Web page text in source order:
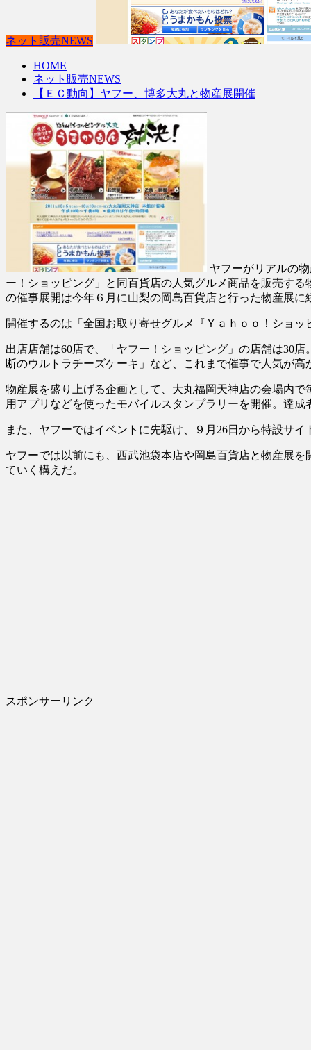
ネット販売NEWS
HOME
ネット販売NEWS
【ＥＣ動向】ヤフー、博多大丸と物産展開催
ヤフーがリアルの
ー！ショッピング」と同百貨店の人気グルメ商品を販売す
の催事展開は今年６月に山梨の岡島百貨店と行った物産展に
開催するのは「全国お取り寄せグルメ『Ｙａｈｏｏ！ショ
出店店舗は60店で、「ヤフー！ショッピング」の店舗は30
断のウルトラチーズケーキ」など、これまで催事で人気が
物産展を盛り上げる企画として、大丸福岡天神店の会場内
用アプリなどを使ったモバイルスタンプラリーを開催。達
また、ヤフーではイベントに先駆け、９月26日から特設サ
ヤフーでは以前にも、西武池袋本店や岡島百貨店と物産展
ていく構えだ。
スポンサーリンク